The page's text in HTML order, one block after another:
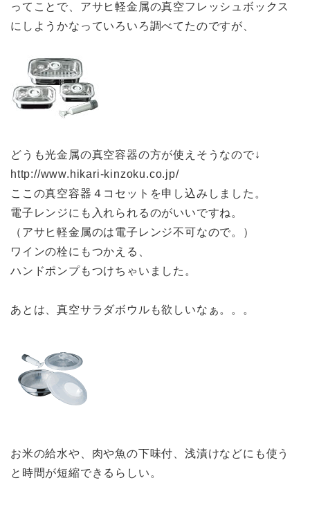
ってことで、アサヒ軽金属の真空フレッシュボックス
にしようかなっていろいろ調べてたのですが、
どうも光金属の真空容器の方が使えそうなので↓
http://www.hikari-kinzoku.co.jp/
ここの真空容器４コセットを申し込みしました。
電子レンジにも入れられるのがいいですね。
（アサヒ軽金属のは電子レンジ不可なので。）
ワインの栓にもつかえる、
ハンドポンプもつけちゃいました。
あとは、真空サラダボウルも欲しいなぁ。。。
お米の給水や、肉や魚の下味付、浅漬けなどにも使う
と時間が短縮できるらしい。